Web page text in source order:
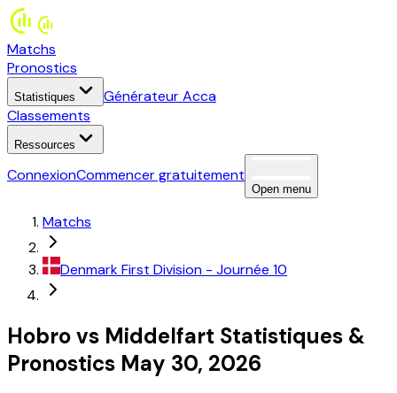
Matchs
Pronostics
Statistiques
Générateur Acca
Classements
Ressources
ConnexionCommencer gratuitement
Open menu
Matchs
DenmarkFirst Division - Journée 10
Hobrovs Middelfart Statistiques &
Pronostics May 30, 2026